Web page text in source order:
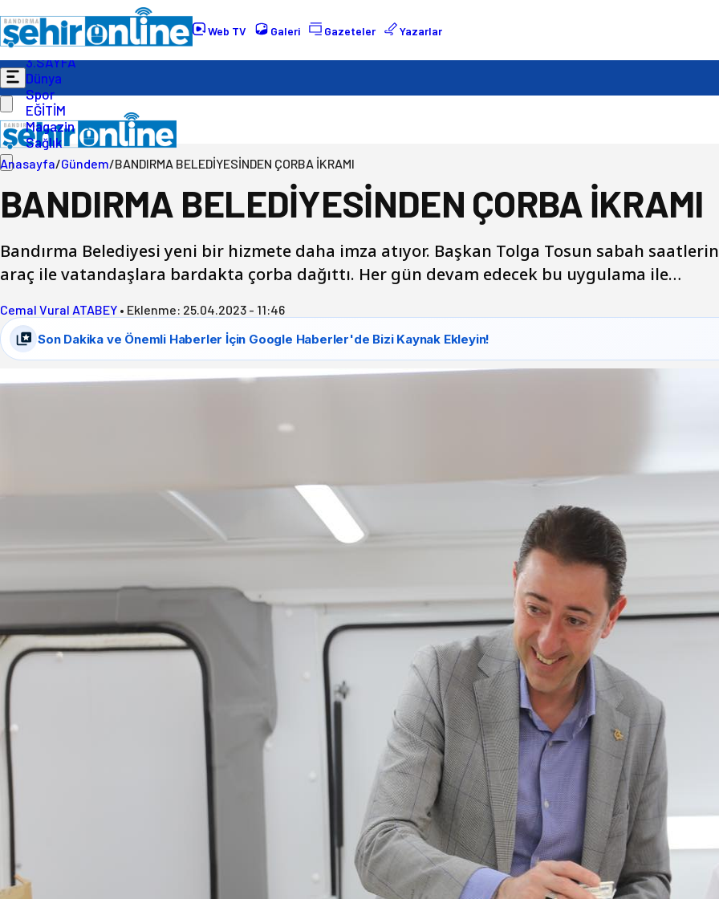
Web TV Galeri Gazeteler Yazarlar
Gündem
Ekonomi
Politika
3.SAYFA
Dünya
Spor
EĞİTİM
Magazin
Sağlık
Anasayfa/Gündem/BANDIRMA BELEDİYESİNDEN ÇORBA İKRAMI
BANDIRMA BELEDİYESİNDEN ÇORBA İKRAMI
Bandırma Belediyesi yeni bir hizmete daha imza atıyor. Başkan Tolga Tosun sabah
araç ile vatandaşlara bardakta çorba dağıttı. Her gün devam edecek bu uygulama ile…
Cemal Vural ATABEY • Eklenme: 25.04.2023 - 11:46
Son Dakika ve Önemli Haberler İçin Google Haberler'de Bizi Kaynak Ekleyin!